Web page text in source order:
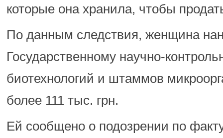
которые она хранила, чтобы
По данным следствия, женщина
Государственному научно-
биотехнологий и штаммов
более 111 тыс. грн.
Ей сообщено о подозрении по